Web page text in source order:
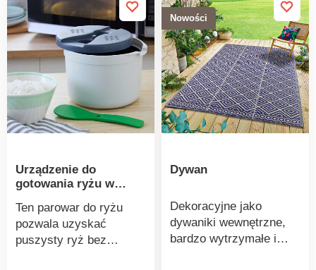
łatwe w utrzymaniu.
Bardzo płaskie + super
miękkie – wspaniałe
uczucie podczas
chodzenia! Czysta
wiskoza – ekologiczna +
przyjazna dla
środowiska. Świetnie się
komponują – pasują do
mieszkania. Odpychają
utrzymaniu.
Urządzenie do
gotowania ryżu w
Ten parowar do ryżu
pozwala uzyskać
puszysty ryż bez
Nowości
Dywan
Dekoracyjne jako
dywaniki wewnętrzne,
bardzo wytrzymałe i